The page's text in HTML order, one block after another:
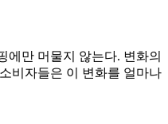
에만 머물지 않는다. 변화의
비자들은 이 변화를 얼마나